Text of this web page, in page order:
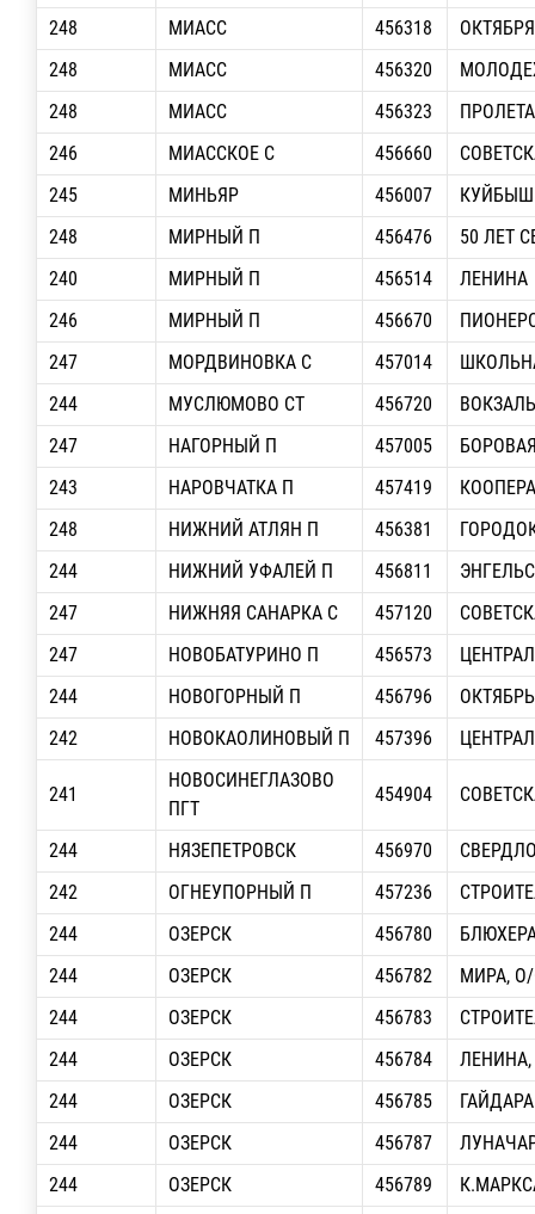
248 МИАСС 456318
248
МИАСС 456320
248
МИАСС 456323
246
МИАССКОЕ С 456660
245
МИНЬЯР 456007
248
МИРНЫЙ П 456476
50 ЛЕТ
240
МИРНЫЙ П 456514
ЛЕНИНА
246
МИРНЫЙ П 456670
247
МОРДВИНОВКА С 457014
244
МУСЛЮМОВО СТ 456720
247
НАГОРНЫЙ П 457005
243
НАРОВЧАТКА П 457419
248
НИЖНИЙ АТЛЯН П 456381
244
НИЖНИЙ УФАЛЕЙ П 456811
247
НИЖНЯЯ САНАРКА С 457120
247
НОВОБАТУРИНО П 456573
244
НОВОГОРНЫЙ П 456796
242
НОВОКАОЛИНОВЫЙ П 457396
241
НОВОСИНЕГЛАЗОВО
ПГТ
454904
244 НЯЗЕПЕТРОВСК 456970
242
ОГНЕУПОРНЫЙ П 457236
244
ОЗЕРСК 456780
244
ОЗЕРСК 456782
МИРА,
244
ОЗЕРСК 456783
244
ОЗЕРСК 456784
244
ОЗЕРСК 456785
244
ОЗЕРСК 456787
244
ОЗЕРСК 456789